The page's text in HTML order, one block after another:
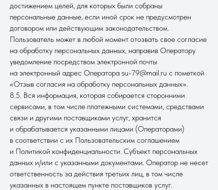
достижением целей, для которых были собраны
персональные данные, если иной срок не предусмотрен
договором или действующим законодательством.
Пользователь может в любой момент отозвать свое согласие
на обработку персональных данных, направив Оператору
уведомление посредством электронной почты
на электронный адрес Оператора su-79@mail.ru с пометкой
«Отзыв согласия на обработку персональных данных».
8.5. Вся информация, которая собирается сторонними
сервисами, в том числе платежными системами, средствами
связи и другими поставщиками услуг, хранится
и обрабатывается указанными лицами (Операторами)
в соответствии с их Пользовательским соглашением
и Политикой конфиденциальности. Субъект персональных
данных и/или с указанными документами. Оператор не несет
ответственность за действия третьих лиц, в том числе
указанных в настоящем пункте поставщиков услуг.